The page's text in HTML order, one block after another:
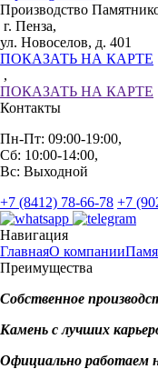
Производство
г. Пенза,
ул. Новоселов, д. 401
ПОКАЗАТЬ НА КАРТЕ
,
ПОКАЗАТЬ НА КАРТЕ
Контакты
Пн-Пт: 09:00-19:00,
Сб: 10:00-14:00,
Вс: Выходной
+7 (8412) 78-66-78 +7
Навигация
ГлавнаяО компании
Преимущества
Собственное
Камень с лучших
Официально работаем